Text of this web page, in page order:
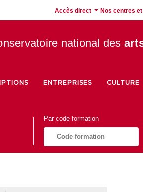
Accès direct Nos centres
national des
ENTREPRISES CULTURE
Par code formation